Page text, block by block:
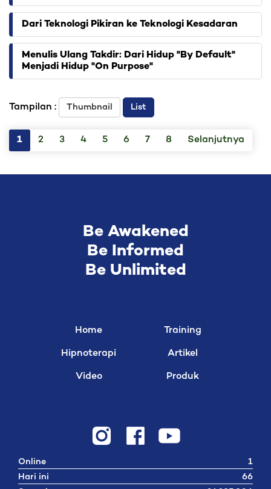
Dari Teknologi Pikiran ke Teknologi Kesadaran
Menulis Ulang Takdir: Dari Hidup "By Default"
Menjadi Hidup "On Purpose"
Tampilan : Thumbnail List
1 2 3 4 5 6 7 8 Selanjutnya
Be Awakened
Be Informed
Be Unlimited
Home
Hipnoterapi
Video
Training
Artikel
Produk
Online
1
Hari ini
66